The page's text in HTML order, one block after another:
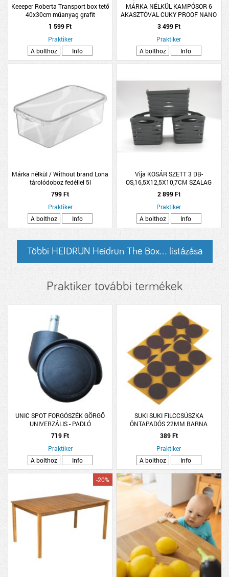
Keeeper Roberta Transport box tető
40x30cm műanyag grafit
1 599 Ft
Praktiker
A bolthoz
Info
MÁRKA NÉLKÜL KAMPÓSOR 6
AKASZTÓVAL CUKY PROOF NANO
BEVONAT,KRÓMOZOTT ACÉL
30X15X4CM
3 499 Ft
Praktiker
A bolthoz
Info
Márka nélkül / Without brand Lona
tárolódoboz fedéllel 5l
10,6x20,2x34,4cm színtelen műanyag
799 Ft
Praktiker
A bolthoz
Info
Vija KOSÁR SZETT 3 DB-
OS,16,5X12,5X10,7CM SZALAG
MINTA
2 899 Ft
Praktiker
A bolthoz
Info
Többi HEIDRUN Heidrun The Box... listázása
Praktiker további termékek
UNIC SPOT FORGÓSZÉK GÖRGŐ
UNIVERZÁLIS - PADLÓ
719 Ft
Praktiker
A bolthoz
Info
SUKI SUKI FILCCSÚSZKA
ÖNTAPADÓS 22MM BARNA
16DB/CSOMAG
389 Ft
Praktiker
A bolthoz
Info
-20%